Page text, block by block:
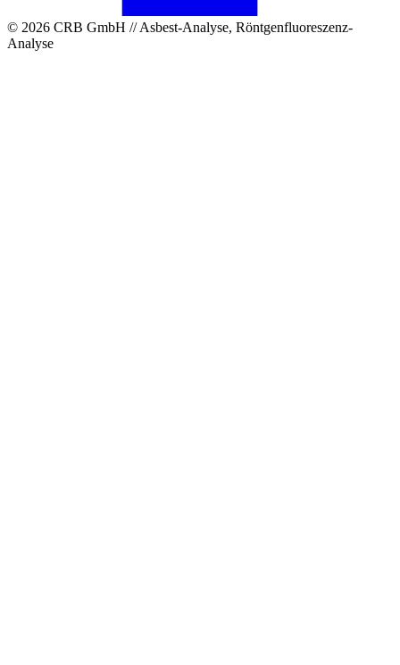
© 2026 CRB GmbH // Asbest-Analyse, Röntgenfluoreszenz-
Analyse